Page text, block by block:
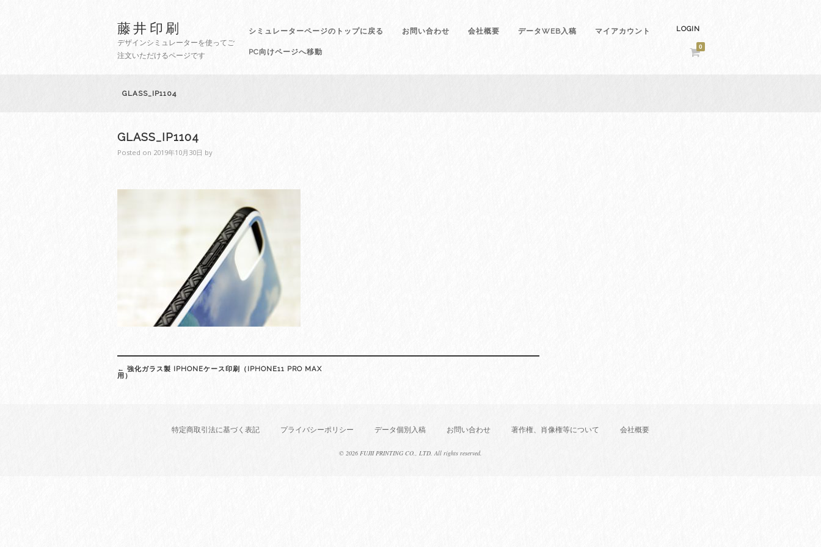
藤井印刷
デザインシミュレーターを使ってご
注文いただけるページです
シミュレーターページのトップに戻る お問い合わせ 会社概要 データWEB入稿 マイアカウント
PC向けページへ移動
LOGIN
0
GLASS_IP1104
GLASS_IP1104
Posted on 2019年10月30日 by
navigation
← 強化ガラス製 IPHONEケース印刷（IPHONE11 PRO MAX
用）
特定商取引法に基づく表記 プライバシーポリシー データ個別入稿 お問い合わせ 著作権、肖像権等について 会社概要
© 2026 FUJII PRINTING CO., LTD. All rights reserved.